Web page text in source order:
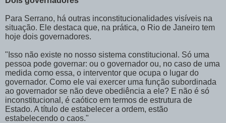
Para Serrano, há outras inconstitucionalidades visíveis na
situação. Ele destaca que, na prática, o Rio de Janeiro tem
hoje dois governadores.
"Isso não existe no nosso sistema constitucional. Só uma
pessoa pode governar: ou o governador ou, no caso de uma
medida como essa, o interventor que ocupa o lugar do
governador. Como ele vai exercer uma função subordinada
ao governador se não deve obediência a ele? E não é só
inconstitucional, é caótico em termos de estrutura de
Estado. A título de estabelecer a ordem, estão
estabelecendo o caos."